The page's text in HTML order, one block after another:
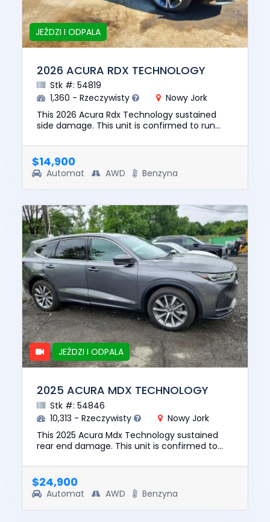
JEŹDZI I ODPALA
2026 ACURA RDX TECHNOLOGY
Stk #: 54819
1,360 - Rzeczywisty
Nowy Jork
This 2026 Acura Rdx Technology sustained
side damage. This unit is confirmed to run
vehicle was $49193. This ve...
$14,900
Automat AWD Benzyna
JEŹDZI I ODPALA
2025 ACURA MDX TECHNOLOGY
Stk #: 54846
10,313 - Rzeczywisty
Nowy Jork
This 2025 Acura Mdx Technology sustained
rear end damage. This unit is confirmed to
vehicle was $50817. Thi...
$24,900
Automat AWD Benzyna